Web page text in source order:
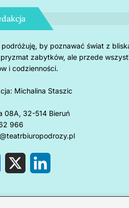
się w magii
by poznawać świat z
zabytków, ale przede
i codzienności.
Michalina Staszic
08A, 32-514 Bieruń
966
o
X
d